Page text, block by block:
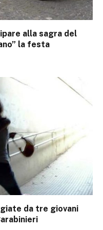
alla sagra del
la festa
da tre giovani